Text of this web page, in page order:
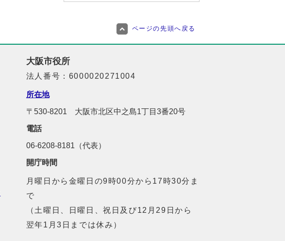
ページの先頭へ戻る
大阪市役所
法人番号：6000020271004
所在地
〒530-8201 大阪市北区中之島1丁目3番20号
電話
06-6208-8181（代表）
開庁時間
月曜日から金曜日の9時00分から17時30分ま
で
（土曜日、日曜日、祝日及び12月29日から
翌年1月3日までは休み）